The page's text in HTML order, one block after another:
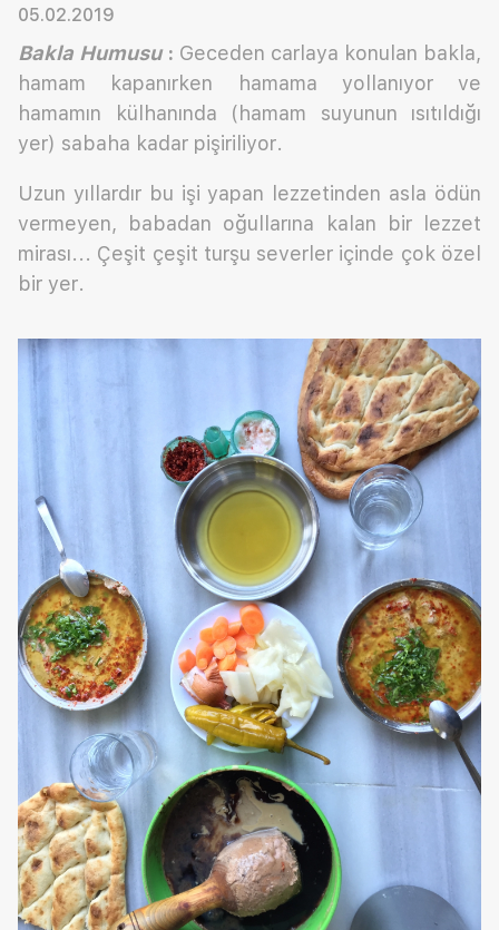
05.02.2019
Bakla Humusu: Geceden carlaya konulan bakla,
hamam kapanırken hamama yollanıyor ve
hamamın külhanında (hamam suyunun ısıtıldığı
yer) sabaha kadar pişiriliyor.
Uzun yıllardır bu işi yapan lezzetinden asla ödün
vermeyen, babadan oğullarına kalan bir lezzet
mirası... Çeşit çeşit turşu severler içinde çok özel
bir yer.